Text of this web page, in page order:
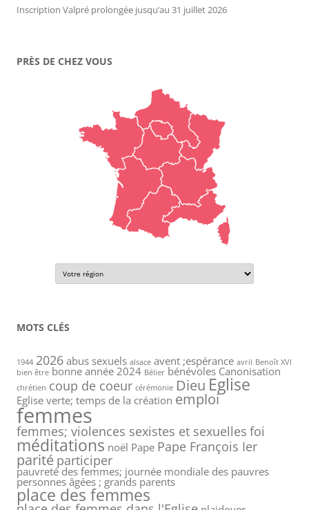
Inscription Valpré prolongée jusqu’au 31 juillet 2026
PRÈS DE CHEZ VOUS
MOTS CLÉS
1944 2026 abus sexuels alsace avent ;espérance avril Benoît XVI
bien être bonne année 2024 Bélier bénévoles Canonisation
chrétien coup de coeur cérémonie Dieu Eglise
Eglise verte; temps de la création emploi
femmes
femmes; violences sexistes et sexuelles foi
méditations noël Pape Pape François Ier
parité participer
pauvreté des femmes; journée mondiale des pauvres
personnes âgées ; grands parents
place des femmes